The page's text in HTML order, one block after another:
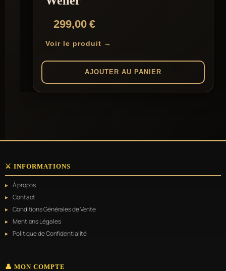
299,00€
Voir le produit →
AJOUTER AU PANIER
⚔️ INFORMATIONS
À propos
Contact
Conditions Générales de Vente
Mentions Légales
Politique de Confidentialité
👤 MON COMPTE